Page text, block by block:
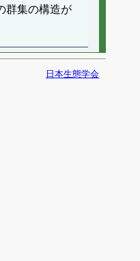
群集の構造が
日本生態学会